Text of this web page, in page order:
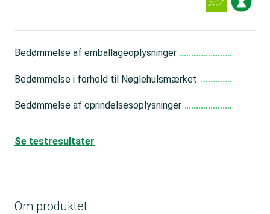
Bedømmelse af emballageoplysninger
Bedømmelse i forhold til Nøglehulsmærket
Bedømmelse af oprindelsesoplysninger
Se testresultater
Om produktet